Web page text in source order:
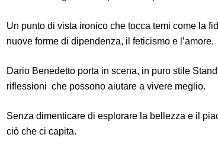
Un punto di vista ironico che tocca temi come la
nuove forme di dipendenza, il feticismo e l’amore.
Dario Benedetto porta in scena, in puro stile
riflessioni che possono aiutare a vivere meglio.
Senza dimenticare di esplorare la bellezza e il
ciò che ci capita.